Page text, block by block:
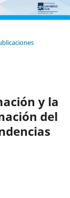
y la
del